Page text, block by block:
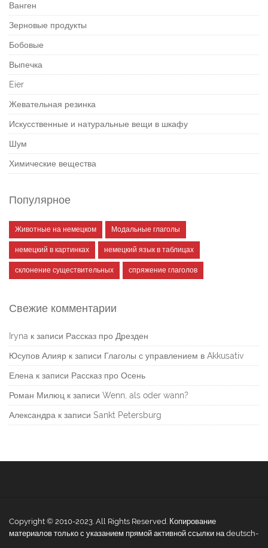
Ванген
Зерновые продукты
Бобовые
Выпечка
Eier
Жевательная резинка
Искусственные и натуральные вещи в шкафу
Шум
Химические вещества
Популярное
Животные на немецком Модальные глаголы
немецкий в картинках немецкий язык в таблицах
склонение существительных спряжение глаголов
Свежие комментарии
Iryna к записи Рассказ про Дрезден
Юсупов Алияр к записи Глаголы с управлением в Akkusativ
Елена к записи Рассказ про Осень
Роман Милюц к записи Wenn, als oder wann?
Александра к записи Sankt Petersburg
Copyright © 2010-2023. All Rights Reserved. Копирование
материалов только с указанием прямой активной ссылки на deutsch-